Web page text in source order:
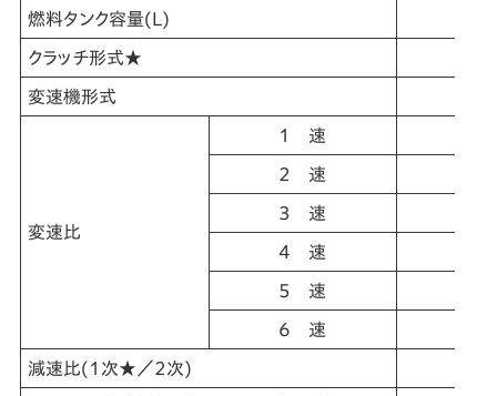
燃料タンク容量(L)
クラッチ形式★
変速機形式
変速比
1 速
2 速
3 速
4 速
5 速
6 速
減速比(1次★／2次)